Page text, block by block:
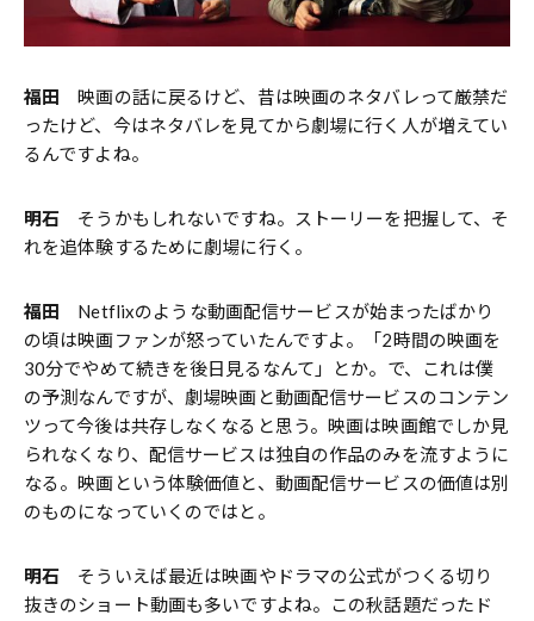
福田
映画の話に戻るけど、昔は映画のネタバレって厳禁だ
ったけど、今はネタバレを見てから劇場に行く人が増えてい
るんですよね。
明石 そうかもしれないですね。ストーリーを把握して、そ
れを追体験するために劇場に行く。
福田
Netflixのような動画配信サービスが始まったばかり
の頃は映画ファンが怒っていたんですよ。「2時間の映画を
30分でやめて続きを後日見るなんて」とか。で、これは僕
の予測なんですが、劇場映画と動画配信サービスのコンテン
ツって今後は共存しなくなると思う。映画は映画館でしか見
られなくなり、配信サービスは独自の作品のみを流すように
なる。映画という体験価値と、動画配信サービスの価値は別
のものになっていくのではと。
明石 そういえば最近は映画やドラマの公式がつくる切り
抜きのショート動画も多いですよね。この秋話題だったド